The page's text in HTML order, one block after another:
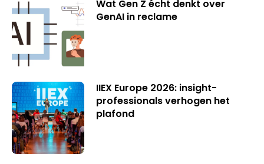
Wat Gen Z écht denkt over
GenAI in reclame
IIEX Europe 2026: insight-
professionals verhogen het
plafond